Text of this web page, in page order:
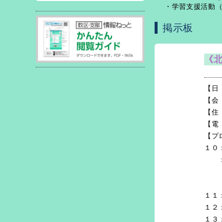
・学習支援活動
掲示板
《
【
【
【
【
【
１０
：
１
１
１